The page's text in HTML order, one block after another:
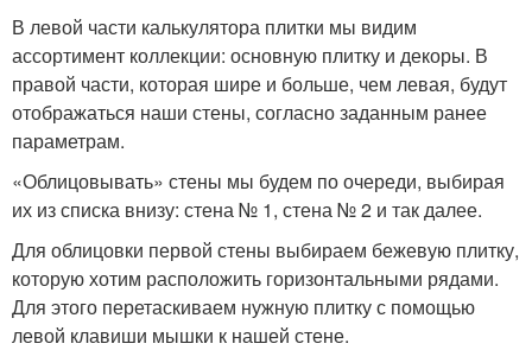
В левой части калькулятора плитки мы видим
ассортимент коллекции: основную плитку и декоры. В
правой части, которая шире и больше, чем левая, будут
отображаться наши стены, согласно заданным ранее
параметрам.
«Облицовывать» стены мы будем по очереди, выбирая
их из списка внизу: стена № 1, стена № 2 и так далее.
Для облицовки первой стены выбираем бежевую плитку,
которую хотим расположить горизонтальными рядами.
Для этого перетаскиваем нужную плитку с помощью
левой клавиши мышки к нашей стене.